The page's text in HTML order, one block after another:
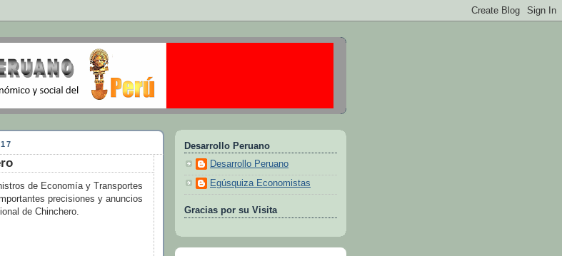
de Economía y Transportes
precisiones y anuncios
de Chinchero.
Desarrollo Peruano
Desarrollo Peruano
Egúsquiza Economistas
Gracias por su Visita